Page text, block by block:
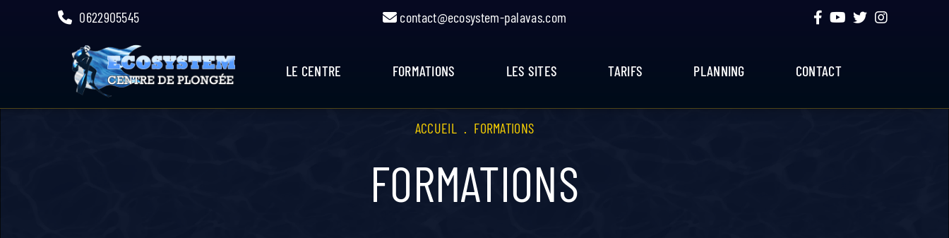
0622905545 contact@ecosystem-palavas.com
LE CENTRE FORMATIONS LES SITES TARIFS PLANNING CONTACT
ACCUEIL . FORMATIONS
FORMATIONS